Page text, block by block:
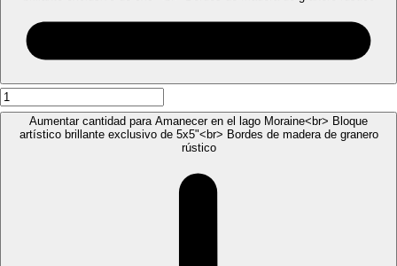
Aumentar cantidad para Amanecer en el lago Moraine<br> Bloque
artístico brillante exclusivo de 5x5"<br> Bordes de madera de granero
rústico